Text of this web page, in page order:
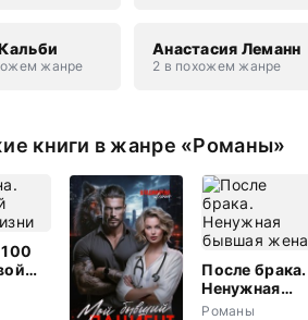
жанре
Анастасия Леманн
2 в похожем жанре
книги в жанре «Романы»
После брака.
Ненужная
бывшая жена
Романы